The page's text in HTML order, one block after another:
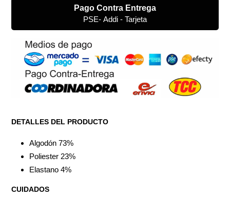
Pago Contra Entrega
PSE- Addi - Tarjeta
carrito
DETALLES DEL PRODUCTO
Algodón 73%
Poliester 23%
Elastano 4%
CUIDADOS